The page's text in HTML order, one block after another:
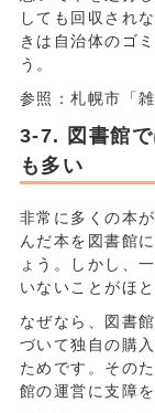
しても回収され
きは自治体のゴ
う。
参照：札幌市「雑
図書館
も多い
非常に多くの本
んだ本を図書館
ょう。しかし、
いないことがほ
なぜなら、図書
づいて独自の購
ためです。その
館の運営に支障